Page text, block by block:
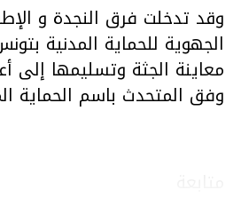
وقد تدخلت فرق النجدة و
الجهوية للحماية المدنية
معاينة الجثة وتسليمها إلى
وفق المتحدث باسم الحماية